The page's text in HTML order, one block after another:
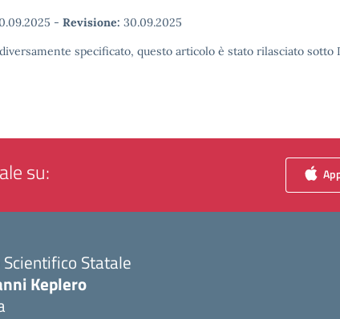
- Revisione: 30.09.2025
specificato, questo articolo è stato rilasciato
su:
Scientifico Statale
Keplero